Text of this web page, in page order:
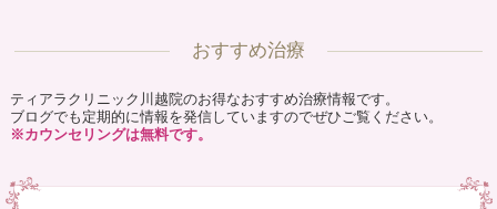
おすすめ治療
ティアラクリニック川越院のお得なおすすめ治療情報です。
ブログでも定期的に情報を発信していますのでぜひご覧ください。
※カウンセリングは無料です。